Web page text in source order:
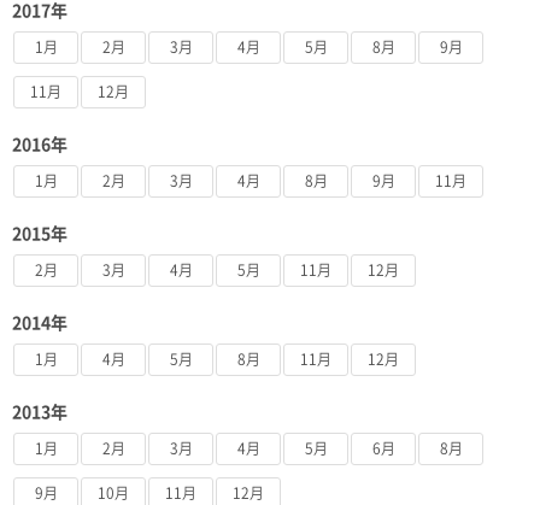
2017年
1月 2月 3月 4月 5月 8月 9月
11月 12月
2016年
1月 2月 3月 4月 8月 9月 11月
2015年
2月 3月 4月 5月 11月 12月
2014年
1月 4月 5月 8月 11月 12月
2013年
1月 2月 3月 4月 5月 6月 8月
9月 10月 11月 12月